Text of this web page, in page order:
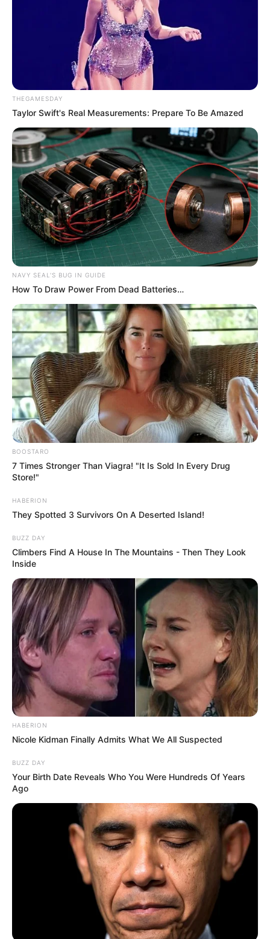
THEGAMESDAY
Taylor Swift's Real Measurements: Prepare To Be Amazed
NAVY SEAL'S BUG IN GUIDE
How To Draw Power From Dead Batteries…
BOOSTARO
7 Times Stronger Than Viagra! "It Is Sold In Every Drug
Store!"
HABERION
They Spotted 3 Survivors On A Deserted Island!
BUZZ DAY
Climbers Find A House In The Mountains - Then They Look
Inside
HABERION
Nicole Kidman Finally Admits What We All Suspected
BUZZ DAY
Your Birth Date Reveals Who You Were Hundreds Of Years
Ago